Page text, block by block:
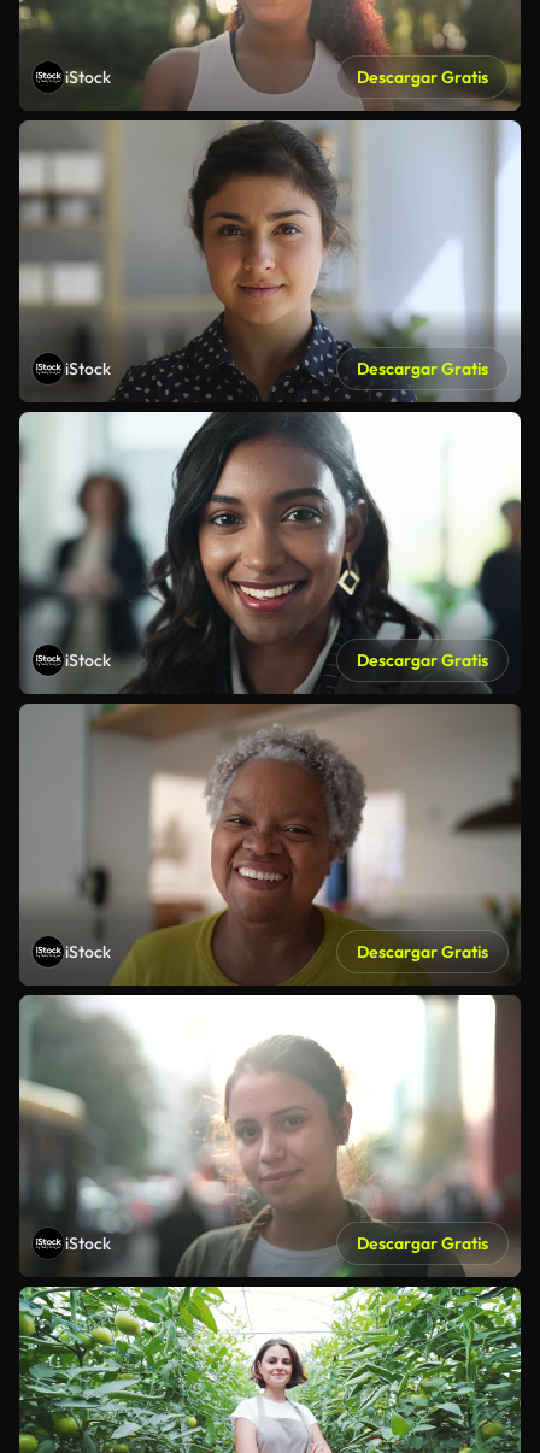
iStock Descargar Gratis
iStock Descargar Gratis
iStock Descargar Gratis
iStock Descargar Gratis
iStock Descargar Gratis